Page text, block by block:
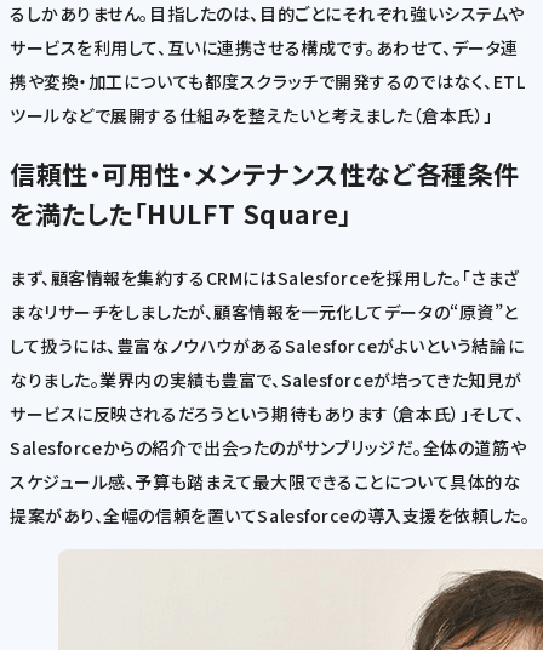
るしかありません。目指したのは、目的ごとにそれぞれ強いシステムや
サービスを利用して、互いに連携させる構成です。あわせて、データ連
携や変換・加工についても都度スクラッチで開発するのではなく、ETL
ツールなどで展開する仕組みを整えたいと考えました（倉本氏）」
信頼性・可用性・メンテナンス性など各種条件
を満たした「HULFT Square」
まず、顧客情報を集約するCRMにはSalesforceを採用した。「さまざ
まなリサーチをしましたが、顧客情報を一元化してデータの“原資”と
して扱うには、豊富なノウハウがあるSalesforceがよいという結論に
なりました。業界内の実績も豊富で、Salesforceが培ってきた知見が
サービスに反映されるだろうという期待もあります（倉本氏）」そして、
Salesforceからの紹介で出会ったのがサンブリッジだ。全体の道筋や
スケジュール感、予算も踏まえて最大限できることについて具体的な
提案があり、全幅の信頼を置いてSalesforceの導入支援を依頼した。